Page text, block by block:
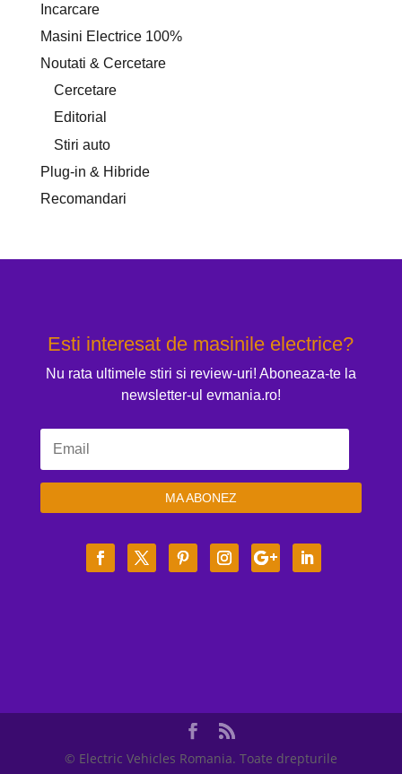
Incarcare
Masini Electrice 100%
Noutati & Cercetare
Cercetare
Editorial
Stiri auto
Plug-in & Hibride
Recomandari
Esti interesat de masinile electrice?
Nu rata ultimele stiri si review-uri! Aboneaza-te la
newsletter-ul evmania.ro!
MA ABONEZ
© Electric Vehicles Romania. Toate drepturile